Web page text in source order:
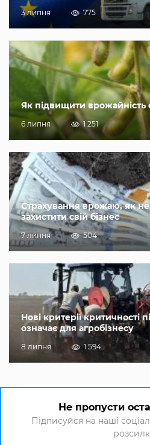
3 липня 775
Як підвищити врожайність
6 липня 1 251
Страхування врожаю, як
захистити свій бізнес
7 липня 504
Нові критерії
означає для агробізнесу
8 липня 1 594
Не пропусти
Підписуйся на наші